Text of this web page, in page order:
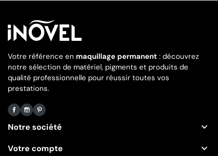
Votre référence en maquillage permanent : découvrez
notre sélection de matériel, pigments et produits de
qualité professionnelle pour réussir toutes vos
prestations.
Facebook
Instagram
Pinterest
Notre société 
Votre compte 